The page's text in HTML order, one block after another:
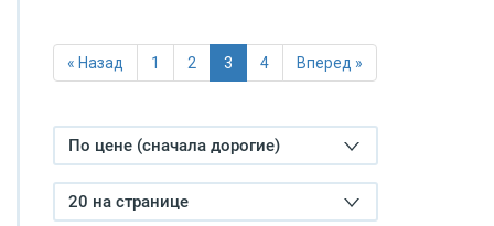
« Назад 1 2 3 4 Вперед »
По цене (сначала дорогие)
20 на странице